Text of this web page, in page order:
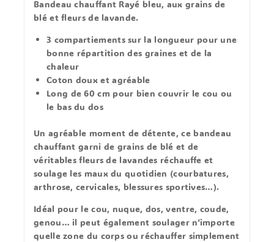
Bandeau chauffant Rayé bleu, aux grains de
blé et fleurs de lavande.
3 compartiementssur la longueur pour une
bonne répartition des graines et de la
chaleur
Coton doux etagréable
Long de60 cm pour bien couvrir le cou ou
le bas du dos
Un agréable moment de détente, ce bandeau
chauffant garni de grains de blé et de
véritables fleurs de lavandes réchauffe et
soulage les maux du quotidien (courbatures,
arthrose, cervicales, blessures sportives…).
Idéal pour le cou, nuque, dos, ventre, coude,
genou… il peut également soulager n’importe
quelle zone du corps ou réchauffer simplement